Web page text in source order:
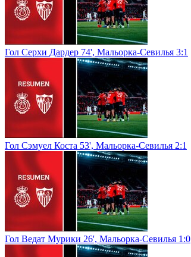
Гол Серхи Дардер 74', Мальорка-Севилья 3:1
Гол Сэмуел Коста 53', Мальорка-Севилья 2:1
Гол Ведат Мурики 26', Мальорка-Севилья 1:0